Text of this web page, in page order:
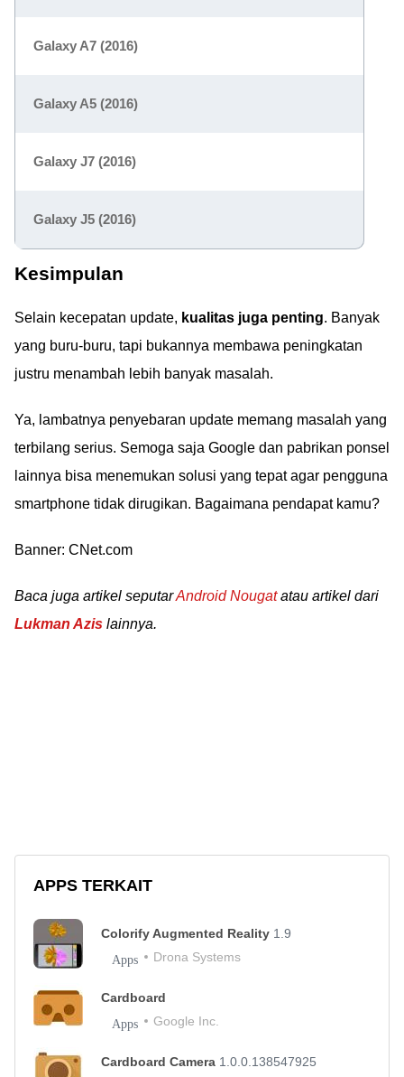
Galaxy A7 (2016)
Galaxy A5 (2016)
Galaxy J7 (2016)
Galaxy J5 (2016)
Kesimpulan
Selain kecepatan update, kualitas juga penting. Banyak
yang buru-buru, tapi bukannya membawa peningkatan
justru menambah lebih banyak masalah.
Ya, lambatnya penyebaran update memang masalah yang
terbilang serius. Semoga saja Google dan pabrikan ponsel
lainnya bisa menemukan solusi yang tepat agar pengguna
smartphone tidak dirugikan. Bagaimana pendapat kamu?
Banner: CNet.com
Baca juga artikel seputarAndroid Nougatatau artikel dari
Lukman Azis lainnya.
APPS TERKAIT
Colorify Augmented Reality 1.9
Apps Drona Systems
Cardboard
Apps Google Inc.
Cardboard Camera 1.0.0.138547925